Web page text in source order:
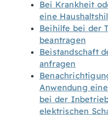
Bei Krankheit
eine
Beihilfe bei der
beantragen
Beistandschaft
anfragen
Anwendung
bei der
elektrischen